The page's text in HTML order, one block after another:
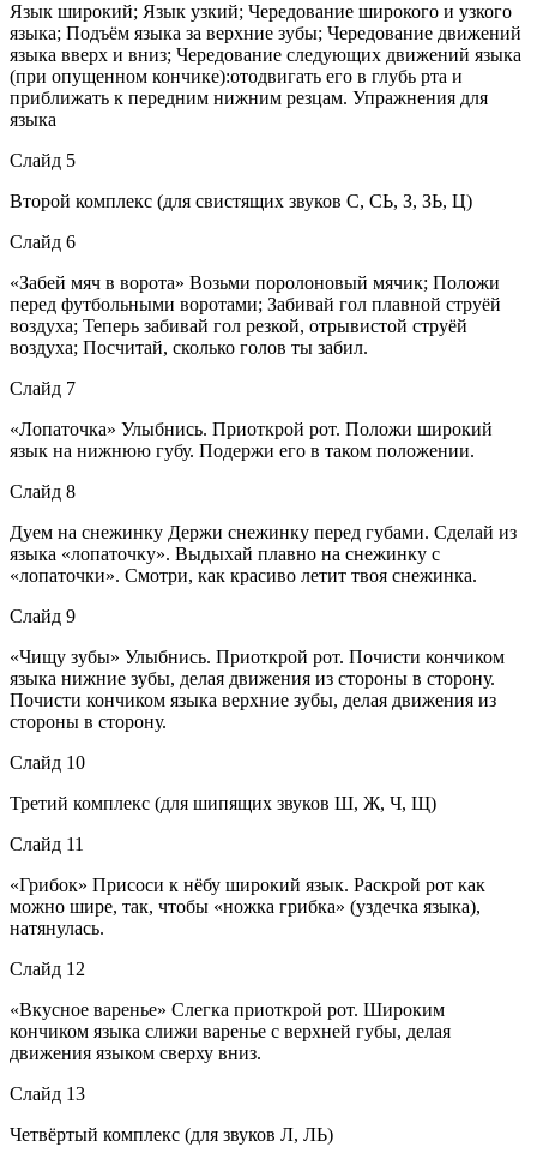
Язык широкий; Язык узкий; Чередование широкого и узкого
языка; Подъём языка за верхние зубы; Чередование движений
языка вверх и вниз; Чередование следующих движений языка
(при опущенном кончике):отодвигать его в глубь рта и
приближать к передним нижним резцам. Упражнения для
языка
Слайд 5
Второй комплекс (для свистящих звуков С, СЬ, З, ЗЬ, Ц)
Слайд 6
«Забей мяч в ворота» Возьми поролоновый мячик; Положи
перед футбольными воротами; Забивай гол плавной струёй
воздуха; Теперь забивай гол резкой, отрывистой струёй
воздуха; Посчитай, сколько голов ты забил.
Слайд 7
«Лопаточка» Улыбнись. Приоткрой рот. Положи широкий
язык на нижнюю губу. Подержи его в таком положении.
Слайд 8
Дуем на снежинку Держи снежинку перед губами. Сделай из
языка «лопаточку». Выдыхай плавно на снежинку с
«лопаточки». Смотри, как красиво летит твоя снежинка.
Слайд 9
«Чищу зубы» Улыбнись. Приоткрой рот. Почисти кончиком
языка нижние зубы, делая движения из стороны в сторону.
Почисти кончиком языка верхние зубы, делая движения из
стороны в сторону.
Слайд 10
Третий комплекс (для шипящих звуков Ш, Ж, Ч, Щ)
Слайд 11
«Грибок» Присоси к нёбу широкий язык. Раскрой рот как
можно шире, так, чтобы «ножка грибка» (уздечка языка),
натянулась.
Слайд 12
«Вкусное варенье» Слегка приоткрой рот. Широким
кончиком языка слижи варенье с верхней губы, делая
движения языком сверху вниз.
Слайд 13
Четвёртый комплекс (для звуков Л, ЛЬ)